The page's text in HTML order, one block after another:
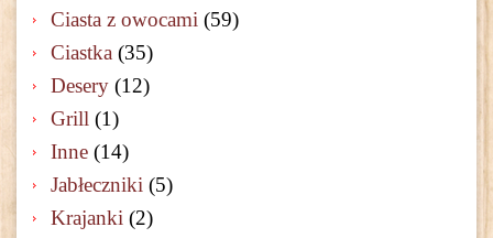
Ciasta z owocami (59)
Ciastka (35)
Desery (12)
Grill (1)
Inne (14)
Jabłeczniki (5)
Krajanki (2)